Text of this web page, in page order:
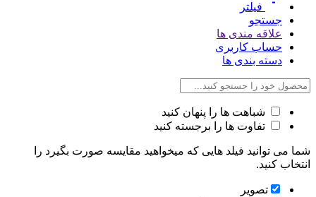
فیلتر
جستجو
علاقه مندی ها
حساب کاربری
دسته بندی ها
شباهت ها را پنهان کنید
تفاوت ها را برجسته کنید
شما می توانید فیلد هایی که میخواهید مقایسه صورت بگیرد را
انتخاب کنید.
تصویر